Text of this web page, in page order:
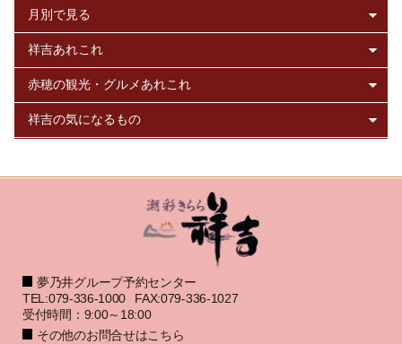
夢乃井グループ予約センター
TEL:079-336-1000
FAX:079-336-1027
受付時間：9:00～18:00
その他のお問合せはこちら